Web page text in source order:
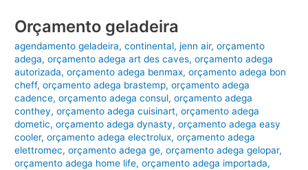
Orçamento geladeira
agendamento geladeira,continental,jenn air,orçamento
adega,orçamento adega art des caves,orçamento adega
autorizada,orçamento adega benmax,orçamento adega bon
cheff,orçamento adega brastemp,orçamento adega
cadence,orçamento adega consul,orçamento adega
conthey,orçamento adega cuisinart,orçamento adega
dometic,orçamento adega dynasty,orçamento adega easy
cooler,orçamento adega electrolux,orçamento adega
elettromec,orçamento adega ge,orçamento adega gelopar,
orçamento adega home life,orçamento adega importada,